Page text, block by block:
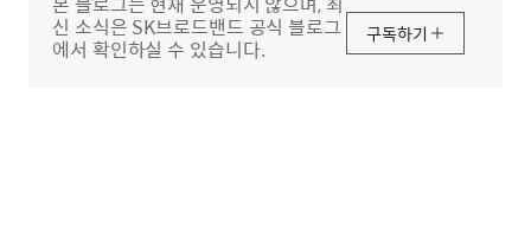
신 소식은 SK브로드밴드 공식 블로그
에서 확인하실 수 있습니다.
구독하기